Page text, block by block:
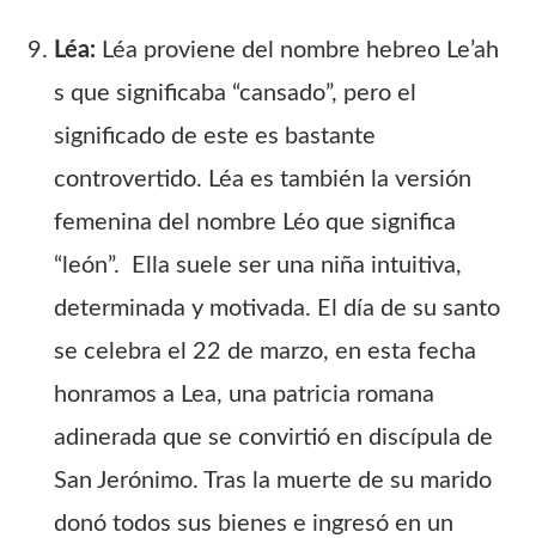
Léa: Léa proviene del nombre hebreo Le’ah
s que significaba “cansado”, pero el
significado de este es bastante
controvertido. Léa es también la versión
femenina del nombre Léo que significa
“león”. Ella suele ser una niña intuitiva,
determinada y motivada. El día de su santo
se celebra el 22 de marzo, en esta fecha
honramos a Lea, una patricia romana
adinerada que se convirtió en discípula de
San Jerónimo. Tras la muerte de su marido
donó todos sus bienes e ingresó en un